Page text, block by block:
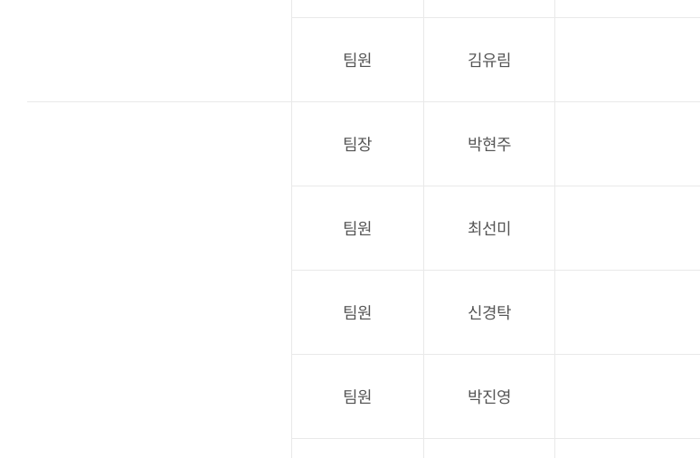
팀원 김유림
팀장 박현주
팀원 최선미
팀원 신경탁
팀원 박진영